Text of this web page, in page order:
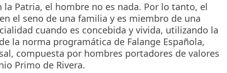
Patria, el hombre no es nada. Por lo tanto, el
el seno de una familia y es miembro de una
cuando es concebida y vivida, utilizando la
la norma programática de Falange Española,
compuesta por hombres portadores de valores
Primo de Rivera.